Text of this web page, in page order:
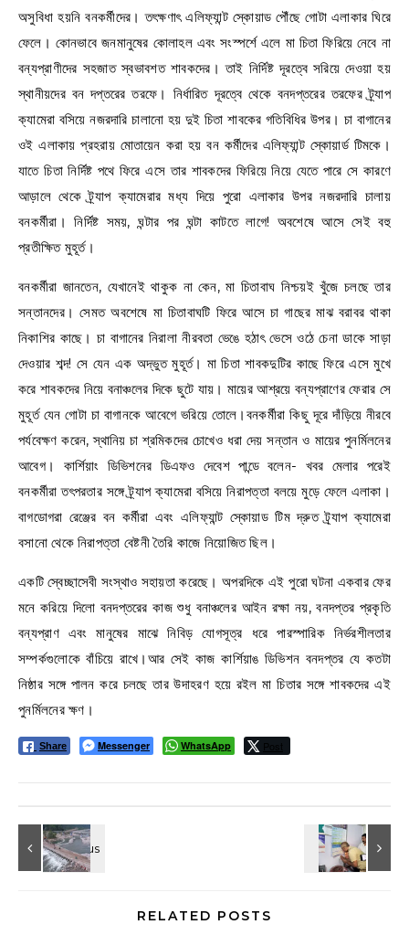
অসুবিধা হয়নি বনকর্মীদের। তৎক্ষণাৎ এলিফ্যান্ট স্কোয়াড পৌঁছে গোটা এলাকার ঘিরে
ফেলে। কোনভাবে জনমানুষের কোলাহল এবং সংস্পর্শে এলে মা চিতা ফিরিয়ে নেবে না
বন্যপ্রাণীদের সহজাত স্বভাবশত শাবকদের। তাই নির্দিষ্ট দূরত্বে সরিয়ে দেওয়া হয়
স্থানীয়দের বন দপ্তরের তরফে। নির্ধারিত দূরত্বে থেকে বনদপ্তরের তরফের ট্র্যাপ
ক্যামেরা বসিয়ে নজরদারি চালানো হয় দুই চিতা শাবকের গতিবিধির উপর। চা বাগানের
ওই এলাকায় প্রহরায় মোতায়েন করা হয় বন কর্মীদের এলিফ্যান্ট স্কোয়ার্ড টিমকে।
যাতে চিতা নির্দিষ্ট পথে ফিরে এসে তার শাবকদের ফিরিয়ে নিয়ে যেতে পারে সে কারণে
আড়ালে থেকে ট্র্যাপ ক্যামেরার মধ্য দিয়ে পুরো এলাকার উপর নজরদারি চালায়
বনকর্মীরা। নির্দিষ্ট সময়, ঘন্টার পর ঘন্টা কাটতে লাগে! অবশেষে আসে সেই বহু
প্রতীক্ষিত মুহূর্ত।
বনকর্মীরা জানতেন, যেখানেই থাকুক না কেন, মা চিতাবাঘ নিশ্চয়ই খুঁজে চলছে তার
সন্তানদের। সেমত অবশেষে মা চিতাবাঘটি ফিরে আসে চা গাছের মাঝ বরাবর থাকা
নিকাশির কাছে। চা বাগানের নিরালা নীরবতা ভেঙে হঠাৎ ভেসে ওঠে চেনা ডাকে সাড়া
দেওয়ার শব্দ! সে যেন এক অদ্ভুত মুহূর্ত। মা চিতা শাবকদুটির কাছে ফিরে এসে মুখে
করে শাবকদের নিয়ে বনাঞ্চলের দিকে ছুটে যায়। মায়ের আশ্রয়ে বন্যপ্রাণের ফেরার সে
মুহূর্ত যেন গোটা চা বাগানকে আবেগে ভরিয়ে তোলে।বনকর্মীরা কিছু দূরে দাঁড়িয়ে নীরবে
পর্যবেক্ষণ করেন, স্থানিয় চা শ্রমিকদের চোখেও ধরা দেয় সন্তান ও মায়ের পুনর্মিলনের
আবেগ। কার্শিয়াং ডিভিশনের ডিএফও দেবেশ পান্ডে বলেন- খবর মেলার পরেই
বনকর্মীরা তৎপরতার সঙ্গে ট্র্যাপ ক্যামেরা বসিয়ে নিরাপত্তা বলয়ে মুড়ে ফেলে এলাকা।
বাগডোগরা রেঞ্জের বন কর্মীরা এবং এলিফ্যান্ট স্কোয়াড টিম দ্রুত ট্র্যাপ ক্যামেরা
বসানো থেকে নিরাপত্তা বেষ্টনী তৈরি কাজে নিয়োজিত ছিল।
একটি স্বেচ্ছাসেবী সংস্থাও সহায়তা করেছে। অপরদিকে এই পুরো ঘটনা একবার ফের
মনে করিয়ে দিলো বনদপ্তরের কাজ শুধু বনাঞ্চলের আইন রক্ষা নয়, বনদপ্তর প্রকৃতি
বন্যপ্রাণ এবং মানুষের মাঝে নিবিড় যোগসূত্র ধরে পারস্পারিক নির্ভরশীলতার
সম্পর্কগুলোকে বাঁচিয়ে রাখে।আর সেই কাজ কার্শিয়াঙ ডিভিশন বনদপ্তর যে কতটা
নিষ্ঠার সঙ্গে পালন করে চলছে তার উদাহরণ হয়ে রইল মা চিতার সঙ্গে শাবকদের এই
পুনর্মিলনের ক্ষণ।
Share Messenger WhatsApp Post
RELATED POSTS